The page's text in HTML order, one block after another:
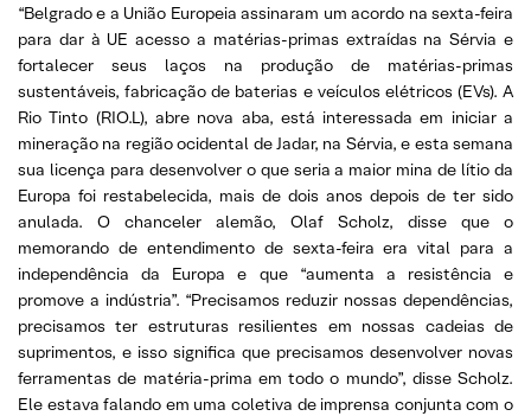
“Belgrado e a União Europeia assinaram um acordo na sexta-feira
para dar à UE acesso a matérias-primas extraídas na Sérvia e
fortalecer seus laços na produção de matérias-primas
sustentáveis, fabricação de baterias e veículos elétricos (EVs). A
Rio Tinto (RIO.L), abre nova aba, está interessada em iniciar a
mineração na região ocidental de Jadar, na Sérvia, e esta semana
sua licença para desenvolver o que seria a maior mina de lítio da
Europa foi restabelecida, mais de dois anos depois de ter sido
anulada. O chanceler alemão, Olaf Scholz, disse que o
memorando de entendimento de sexta-feira era vital para a
independência da Europa e que “aumenta a resistência e
promove a indústria”. “Precisamos reduzir nossas dependências,
precisamos ter estruturas resilientes em nossas cadeias de
suprimentos, e isso significa que precisamos desenvolver novas
ferramentas de matéria-prima em todo o mundo”, disse Scholz.
Ele estava falando em uma coletiva de imprensa conjunta com o